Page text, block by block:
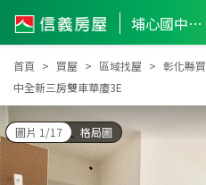
埔心國中全新三房雙車華廈3E
首頁 買屋 區域找屋 彰化縣
中全新三房雙車華廈3E
圖片 1/17 格局圖